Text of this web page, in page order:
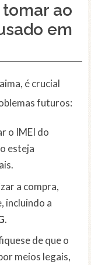
ao
em
é crucial
futuros:
o IMEI do
esteja
a compra,
incluindo a
.
de que o
meios legais,